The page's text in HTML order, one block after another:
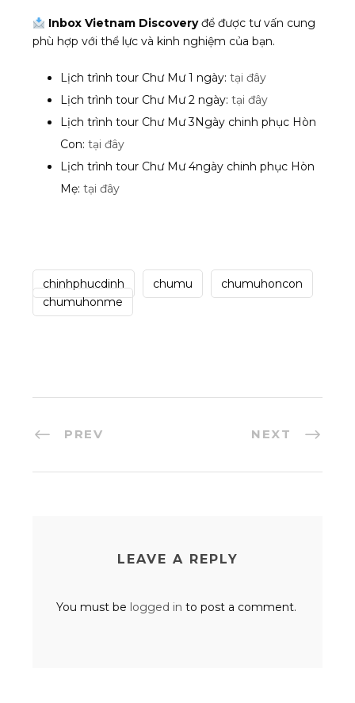
Inbox Vietnam Discoveryđể được tư vấn cung
phù hợp với thể lực và kinh nghiệm của bạn.
Lịch trình tour Chư Mư 1 ngày: tại đây
Lịch trình tour Chư Mư 2 ngày: tại đây
Lịch trình tour Chư Mư 3Ngày chinh phục Hòn
Con: tại đây
Lịch trình tour Chư Mư 4ngày chinh phục Hòn
Mẹ: tại đây
chinhphucdinh chumu
chumuhoncon
chumuhonme
PREV NEXT
LEAVE A REPLY
You must be logged in to post a comment.